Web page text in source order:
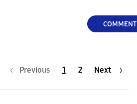
COMMENT
Previous 1 2 Next